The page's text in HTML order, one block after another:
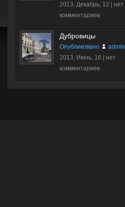
2013, Декабрь, 12 | нет
комментариев
Дубровицы
Опубликовано
admin
2013, Июнь, 16 | нет
комментариев